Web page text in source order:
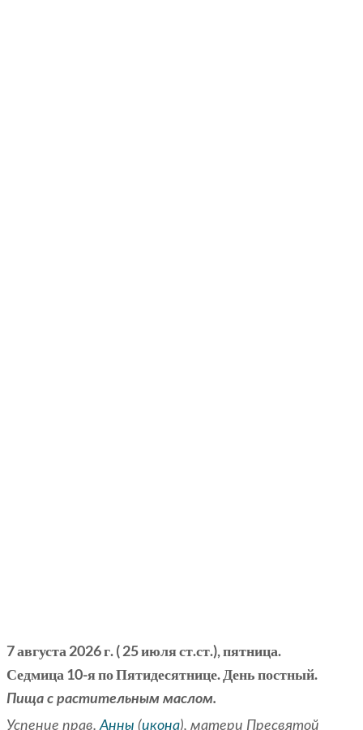
7 августа 2026 г. ( 25 июля ст.ст.), пятница.
Седмица 10-я по Пятидесятнице. День постный.
Пища с растительным маслом.
Успение прав.Анны (икона), матери Пресвятой